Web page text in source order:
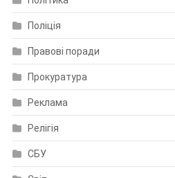
Поліція
Правові поради
Прокуратура
Реклама
Релігія
СБУ